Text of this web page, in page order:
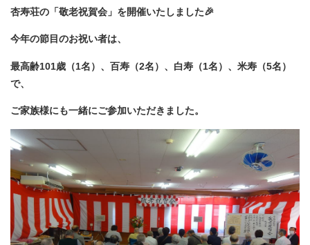
杏寿荘の「敬老祝賀会」を開催いたしました🎉
今年の節目のお祝い者は、
最高齢101歳（1名）、百寿（2名）、白寿（1名）、米寿（5名）
で、
ご家族様にも一緒にご参加いただきました。